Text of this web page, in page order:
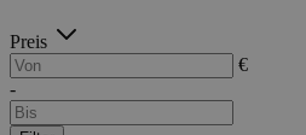
Preis
€
-